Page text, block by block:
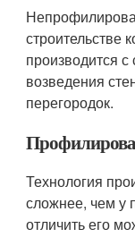
строительстве
производится
возведения
перегородок.
Технология
сложнее, чем у
отличить его